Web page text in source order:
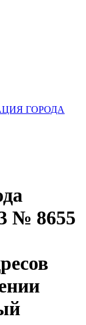
ГОРОДА
№ 8655